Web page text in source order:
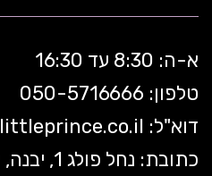
א-ה: 8:30 עד 16:30
טלפון: 050-5 716666
דוא"ל: littleprince.co.il
כתובת: נחל פולג 1, יבנה, ישראל